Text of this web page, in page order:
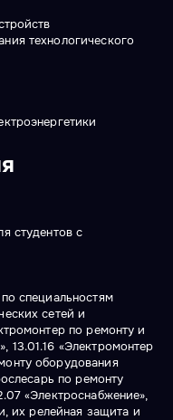
технологического
студентов с
специальностям
сетей и
по ремонту и
13.01.16 «Электромонтер
оборудования
по ремонту
«Электроснабжение»,
их релейная защита и